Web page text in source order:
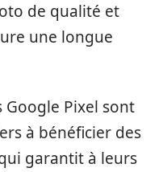
de qualité et
une longue
Google Pixel sont
à bénéficier des
garantit à leurs